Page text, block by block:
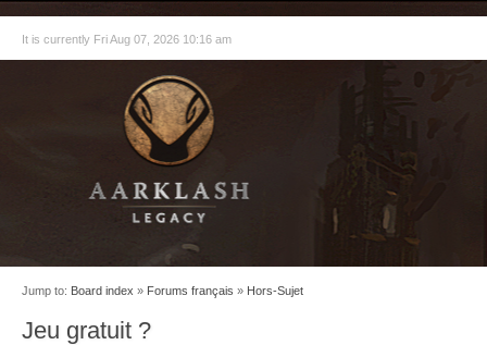
It is currently Fri Aug 07, 2026 10:16 am
Jump to: Board index » Forums français » Hors-Sujet
Jeu gratuit ?